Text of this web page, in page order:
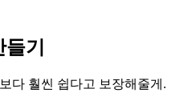
기
다 훨씬 쉽다고 보장해줄게.